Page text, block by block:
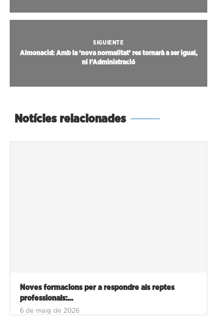
SIGUIENTE
Almonacid: Amb la ‘nova normalitat’ res tornarà a ser igual,
ni l’Administració
Notícies relacionades
Noves formacions per a respondre als reptes
professionals:...
6 de maig de 2026